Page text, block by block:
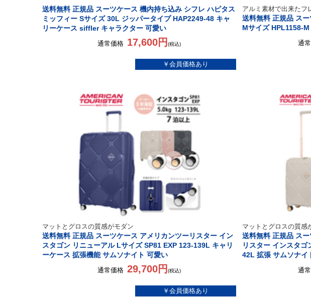
送料無料 正規品 スーツケース 機内持ち込み シフレ ハピタス
ミッフィー Sサイズ 30L ジッパータイプ HAP2249-48 キャ
リーケース siffler キャラクター 可愛い
通常価格 17,600円 (税込)
アルミ素材で出来たフ
送料無料 正規品 ス
Mサイズ HPL1158-
通
マットとグロスの質感がモダン
送料無料 正規品 スーツケース アメリカンツーリスター イン
スタゴン リニューアル Lサイズ SP81 EXP 123-139L キャリ
ーケース 拡張機能 サムソナイト 可愛い
通常価格 29,700円 (税込)
マットとグロスの質感
送料無料 正規品 ス
リスター インスタ
42L 拡張 サムソナイ
通